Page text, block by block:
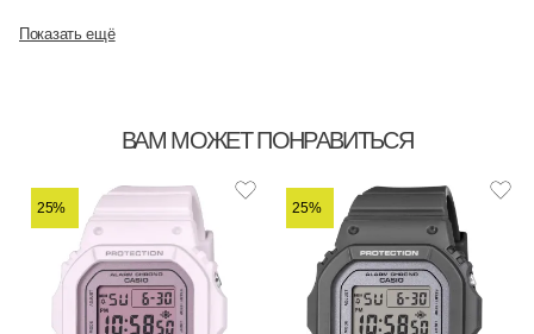
Показать ещё
ВАМ МОЖЕТ ПОНРАВИТЬСЯ
25% 25%